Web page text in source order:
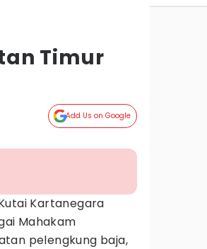
Timur
Add Us on Google
Kartanegara
Mahakam
pelengkung baja,